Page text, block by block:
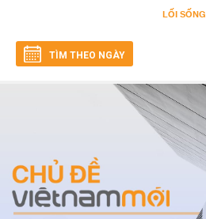
LỐI SỐNG
TÌM THEO NGÀY